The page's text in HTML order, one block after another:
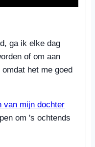
ga ik elke dag
of om aan
het me goed
van mijn dochter
om 's ochtends